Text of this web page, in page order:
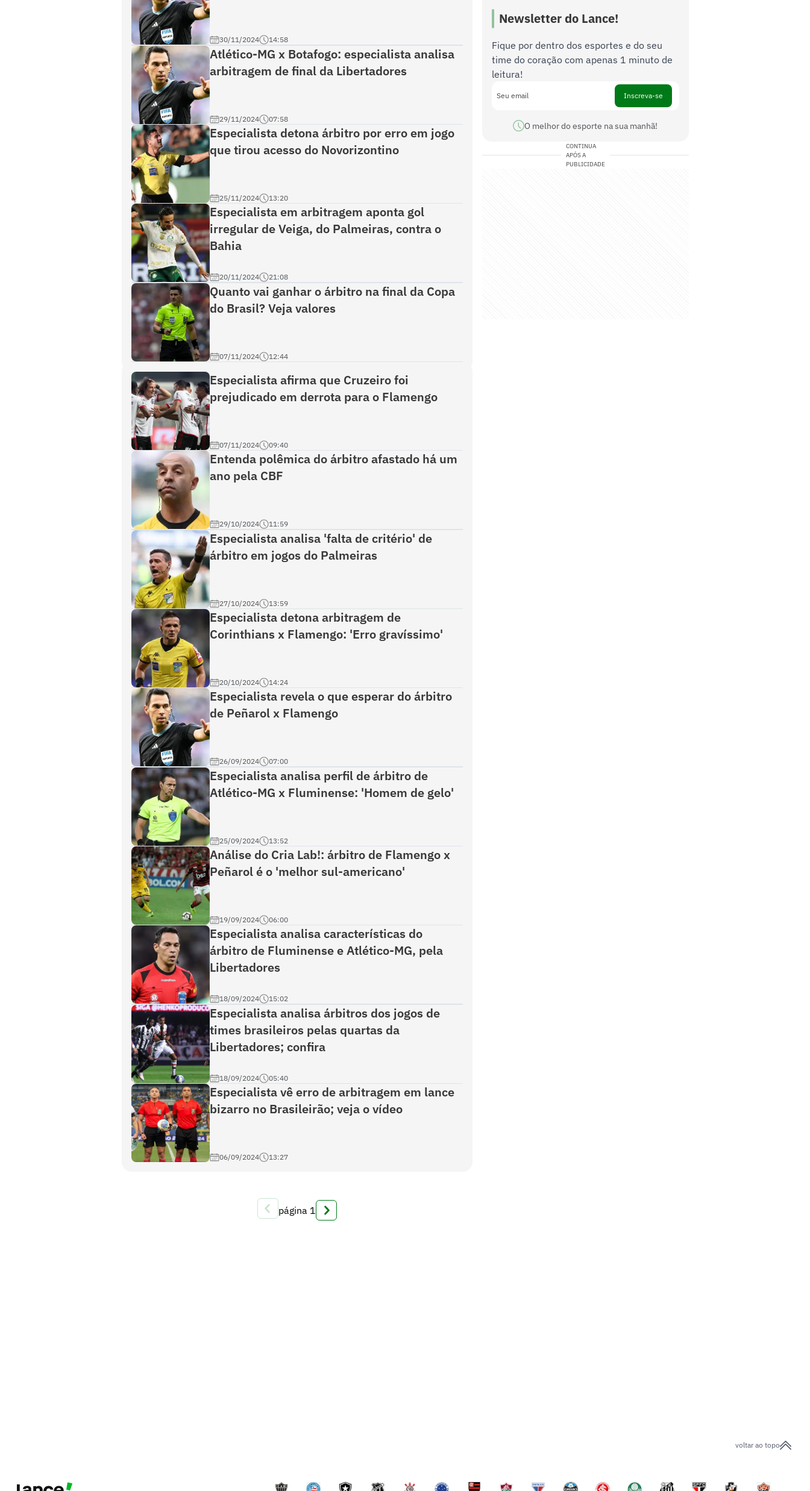
30/11/2024 14:58
Atlético-MG x Botafogo: especialista analisa
arbitragem de final da Libertadores
29/11/2024 07:58
Especialista detona árbitro por erro em jogo
que tirou acesso do Novorizontino
25/11/2024 13:20
Especialista em arbitragem aponta gol
irregular de Veiga, do Palmeiras, contra o
Bahia
20/11/2024 21:08
Quanto vai ganhar o árbitro na final da Copa
do Brasil? Veja valores
07/11/2024 12:44
Especialista afirma que Cruzeiro foi
prejudicado em derrota para o Flamengo
07/11/2024 09:40
Entenda polêmica do árbitro afastado há um
ano pela CBF
29/10/2024 11:59
Especialista analisa 'falta de critério' de
árbitro em jogos do Palmeiras
27/10/2024 13:59
Especialista detona arbitragem de
Corinthians x Flamengo: 'Erro gravíssimo'
20/10/2024 14:24
Especialista revela o que esperar do árbitro
de Peñarol x Flamengo
26/09/2024 07:00
Especialista analisa perfil de árbitro de
Atlético-MG x Fluminense: 'Homem de gelo'
25/09/2024 13:52
Análise do Cria Lab!: árbitro de Flamengo x
Peñarol é o 'melhor sul-americano'
19/09/2024 06:00
Especialista analisa características do
árbitro de Fluminense e Atlético-MG, pela
Libertadores
18/09/2024 15:02
Especialista analisa árbitros dos jogos de
times brasileiros pelas quartas da
Libertadores; confira
18/09/2024 05:40
Especialista vê erro de arbitragem em lance
bizarro no Brasileirão; veja o vídeo
06/09/2024 13:27
página 1
Newsletter do Lance!
Fique por dentro dos esportes e do seu
time do coração com apenas 1 minuto de
leitura!
Inscreva-se
O melhor do esporte na sua manhã!
CONTINUA
APÓS A
PUBLICIDADE
voltar ao topo